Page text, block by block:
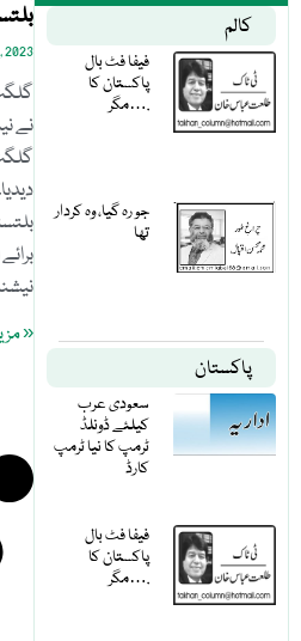
کالم
فیفا فٹ بال
پاکستان کا
مگر….
جو رہ گیا، وہ کردار
تھا
پاکستان
سعودی عرب
کیلئے ڈونلڈ
ٹرمپ کا نیا ٹرمپ
کارڈ
فیفا فٹ بال
پاکستان کا
مگر….
2023
نے
«